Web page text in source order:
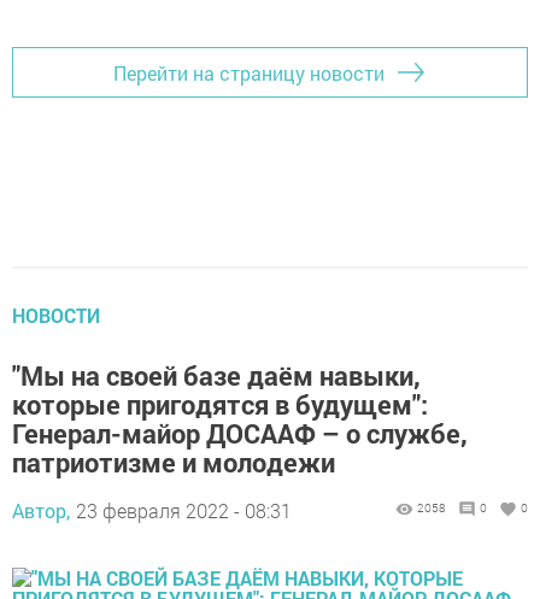
Перейти на страницу новости
НОВОСТИ
"Мы на своей базе даём навыки,
которые пригодятся в будущем":
Генерал-майор ДОСААФ – о службе,
патриотизме и молодежи
Автор, 23 февраля 2022 - 08:31 2058 0 0